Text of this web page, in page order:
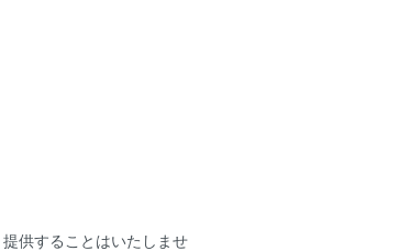
供することはいたしませ